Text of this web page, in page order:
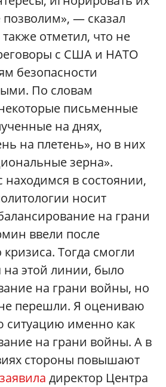
— сказал
отметил, что не
с США и НАТО
безопасности
По словам
письменные
на днях,
на плетень», но в них
зерна».
в состоянии,
носит
на грани
ввели после
кризиса. Тогда смогли
на этой линии, было
на грани войны, но
перешли. Я оцениваю
именно как
на грани войны. А в
стороны повышают
заявила директор Центра